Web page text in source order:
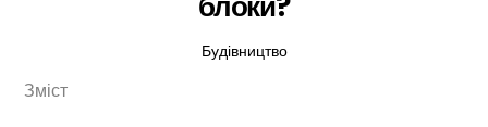
Будівництво
Зміст